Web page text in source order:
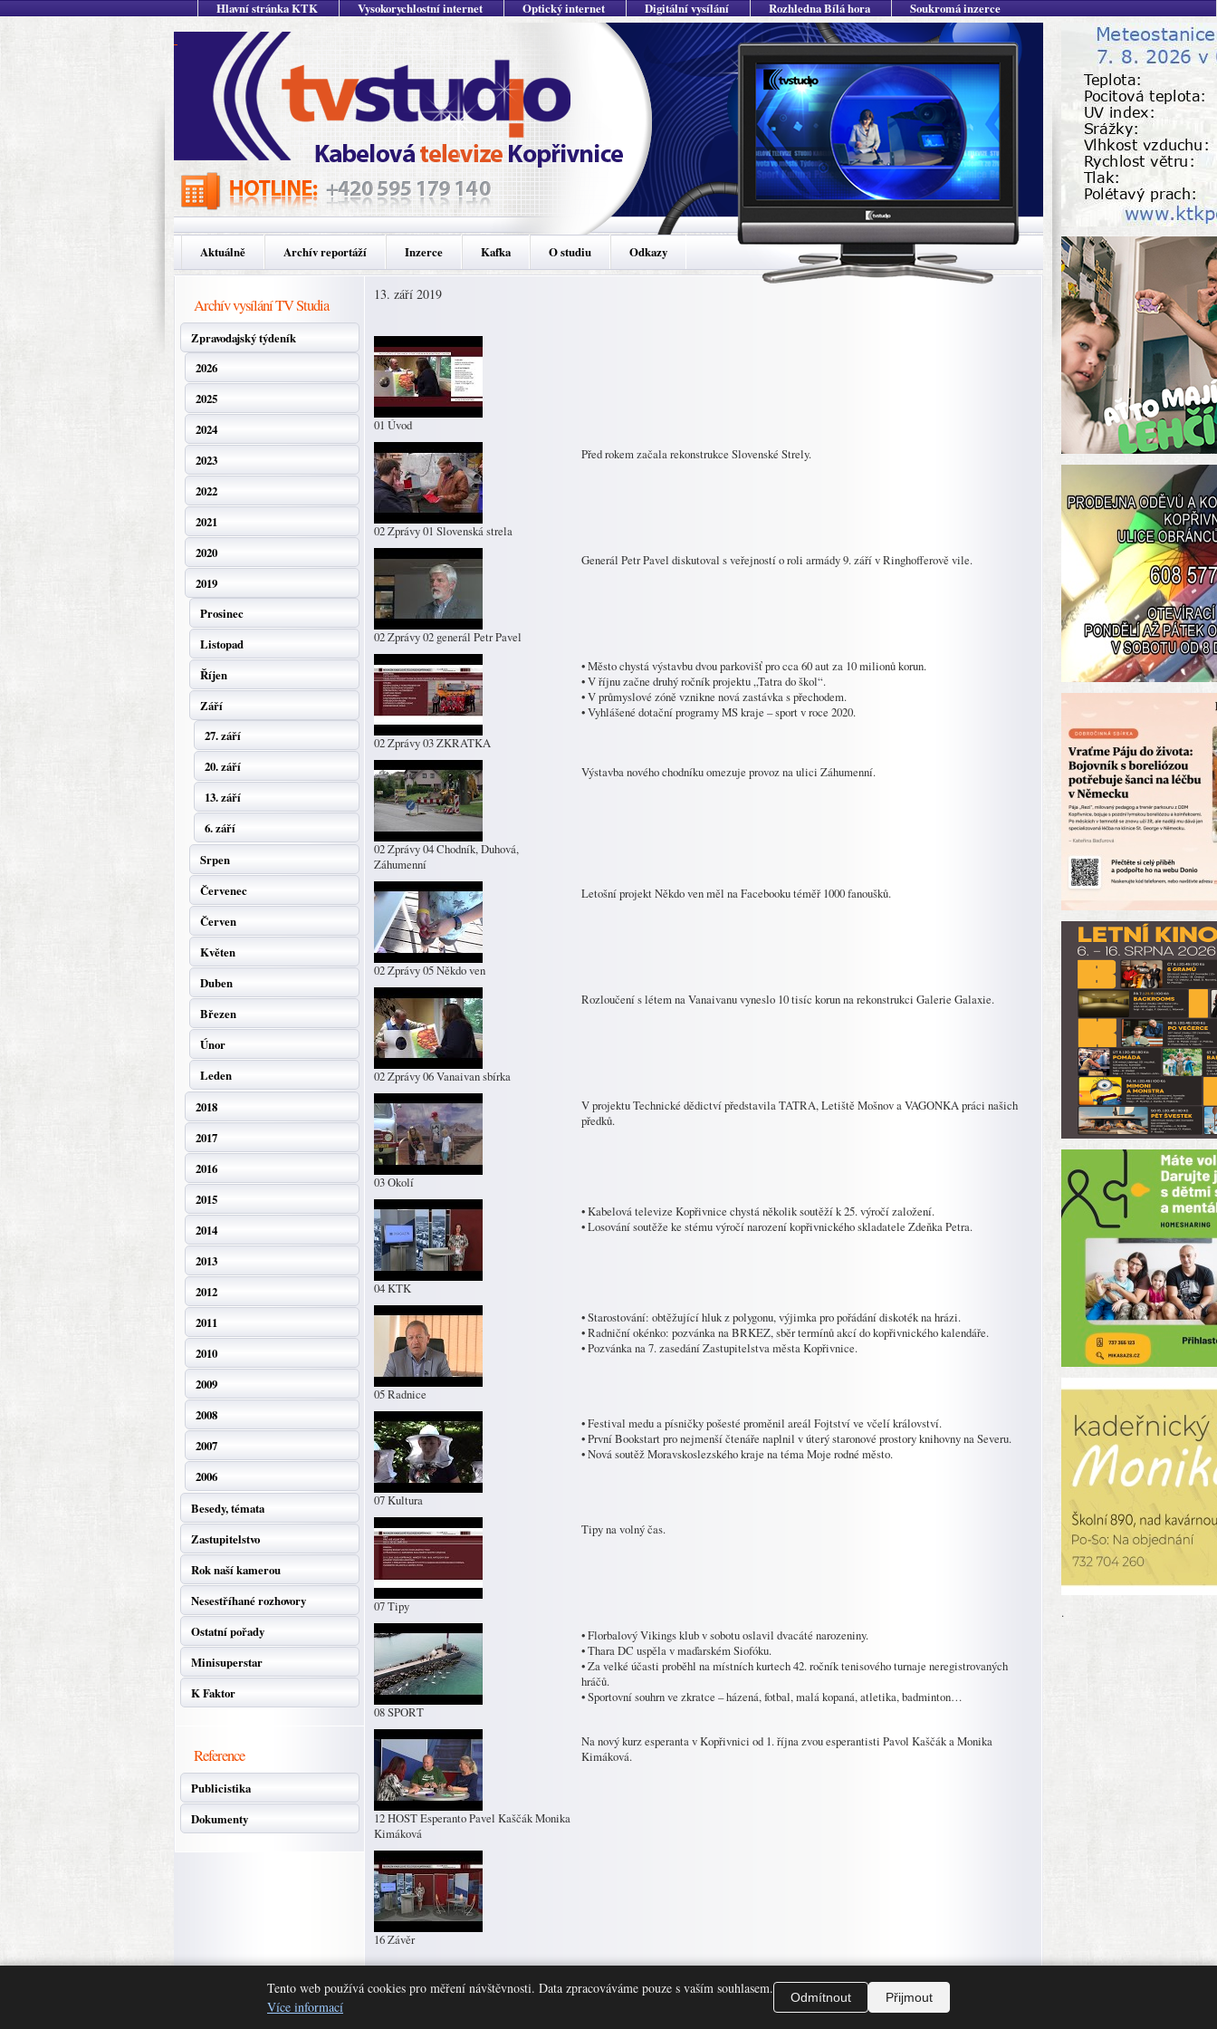
Hlavní stránka KTK Vysokorychlostní internet Optický internet Digitální vysílání Rozhledna Bílá hora Soukromá inzerce
Aktuálně Archív reportáží Inzerce Kafka O studiu Odkazy
Archív vysílání TV Studia
Zpravodajský týdeník
2026
2025
2024
2023
2022
2021
2020
2019
Prosinec
Listopad
Říjen
Září
27. září
20. září
13. září
6. září
Srpen
Červenec
Červen
Květen
Duben
Březen
Únor
Leden
2018
2017
2016
2015
2014
2013
2012
2011
2010
2009
2008
2007
2006
Besedy, témata
Zastupitelstvo
Rok naší kamerou
Nesestříhané rozhovory
Ostatní pořady
Minisuperstar
K Faktor
Reference
Publicistika
Dokumenty
13. září 2019
01 Úvod
02 Zprávy 01 Slovenská strela
Před rokem začala rekonstrukce Slovenské Strely.
02 Zprávy 02 generál Petr Pavel
Generál Petr Pavel diskutoval s veřejností o roli armády 9. září v Ringhofferově vile.
02 Zprávy 03 ZKRATKA
• Město chystá výstavbu dvou parkovišť pro cca 60 aut za 10 milionů korun.
• V říjnu začne druhý ročník projektu „Tatra do škol“.
• V průmyslové zóně vznikne nová zastávka s přechodem.
• Vyhlášené dotační programy MS kraje – sport v roce 2020.
02 Zprávy 04 Chodník, Duhová,
Záhumenní
Výstavba nového chodníku omezuje provoz na ulici Záhumenní.
02 Zprávy 05 Někdo ven
Letošní projekt Někdo ven měl na Facebooku téměř 1000 fanoušků.
02 Zprávy 06 Vanaivan sbírka
Rozloučení s létem na Vanaivanu vyneslo 10 tisíc korun na rekonstrukci Galerie Galaxie.
03 Okolí
V projektu Technické dědictví představila TATRA, Letiště Mošnov a VAGONKA práci našich
předků.
04 KTK
• Kabelová televize Kopřivnice chystá několik soutěží k 25. výročí založení.
• Losování soutěže ke stému výročí narození kopřivnického skladatele Zdeňka Petra.
05 Radnice
• Starostování: obtěžující hluk z polygonu, výjimka pro pořádání diskoték na hrázi.
• Radniční okénko: pozvánka na BRKEZ, sběr termínů akcí do kopřivnického kalendáře.
• Pozvánka na 7. zasedání Zastupitelstva města Kopřivnice.
07 Kultura
• Festival medu a písničky pošesté proměnil areál Fojtství ve včelí království.
• První Bookstart pro nejmenší čtenáře naplnil v úterý staronové prostory knihovny na Severu.
• Nová soutěž Moravskoslezského kraje na téma Moje rodné město.
07 Tipy
Tipy na volný čas.
08 SPORT
• Florbalový Vikings klub v sobotu oslavil dvacáté narozeniny.
• Thara DC uspěla v maďarském Siofóku.
• Za velké účasti proběhl na místních kurtech 42. ročník tenisového turnaje neregistrovaných
hráčů.
• Sportovní souhrn ve zkratce – házená, fotbal, malá kopaná, atletika, badminton…
12 HOST Esperanto Pavel Kaščák Monika
Kimáková
Na nový kurz esperanta v Kopřivnici od 1. října zvou esperantisti Pavol Kaščák a Monika
Kimáková.
16 Závěr
«6. září.
.
Tento web používá cookies pro měření návštěvnosti. Data zpracováváme pouze s vaším souhlasem.
Více informací
Odmítnout Přijmout